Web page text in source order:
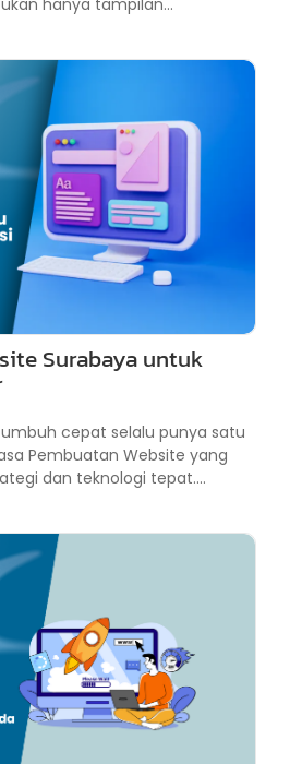
hanya tampilan...
Surabaya untuk
cepat selalu punya satu
Pembuatan Website yang
dan teknologi tepat....